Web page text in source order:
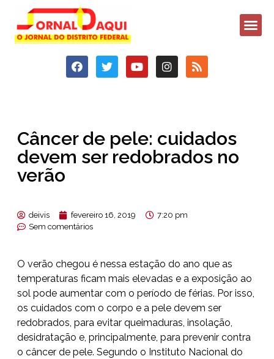
Câncer de pele: cuidados
devem ser redobrados no
verão
deivis fevereiro 16, 2019
7:20 pm
Sem comentários
O verão chegou é nessa estação do ano que as
temperaturas ficam mais elevadas e a exposição ao
sol pode aumentar com o período de férias. Por isso,
os cuidados com o corpo e a pele devem ser
redobrados, para evitar queimaduras, insolação,
desidratação e, principalmente, para prevenir contra
o câncer de pele. Segundo o Instituto Nacional do